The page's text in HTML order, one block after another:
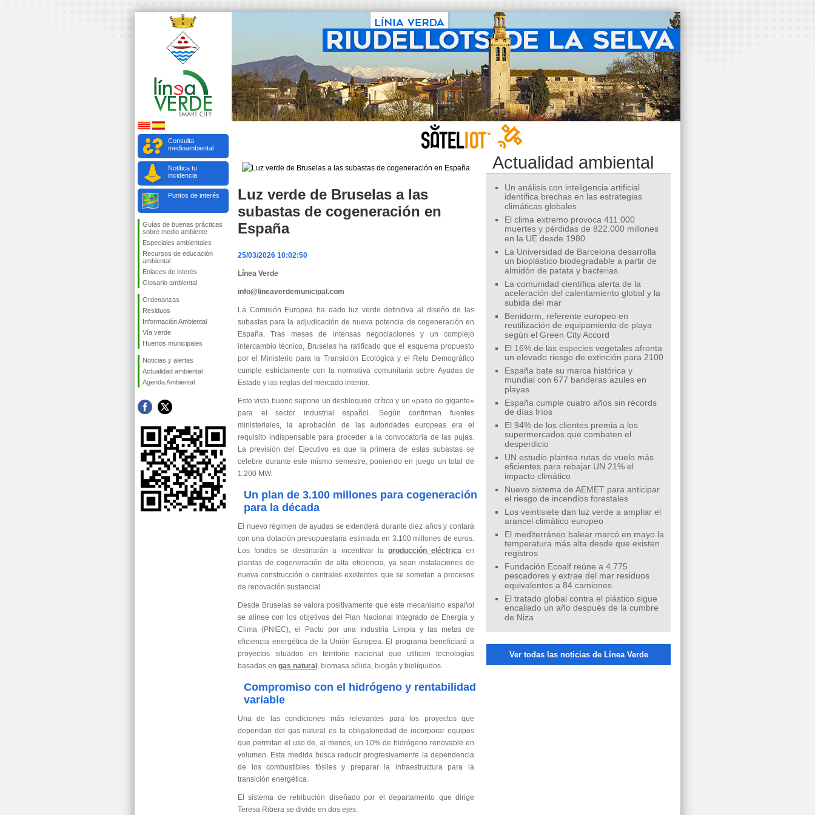
Consulta
medioambiental
Notifica tu
incidencia
Puntos de interés
Guías de buenas prácticas
sobre medio ambiente
Especiales ambientales
Recursos de educación
ambiental
Enlaces de interés
Glosario ambiental
Ordenanzas
Residuos
Información Ambiental
Vía verde
Huertos municipales
Noticias y alertas
Actualidad ambiental
Agenda Ambiental
Luz verde de Bruselas a las
subastas de cogeneración en
España
25/03/2026 10:02:50
Línea Verde
info@lineaverdemunicipal.com
La Comisión Europea ha dado luz verde definitiva al diseño de las
subastas para la adjudicación de nueva potencia de cogeneración en
España. Tras meses de intensas negociaciones y un complejo
intercambio técnico, Bruselas ha ratificado que el esquema propuesto
por el Ministerio para la Transición Ecológica y el Reto Demográfico
cumple estrictamente con la normativa comunitaria sobre Ayudas de
Estado y las reglas del mercado interior.
Este visto bueno supone un desbloqueo crítico y un «paso de gigante»
para el sector industrial español. Según confirman fuentes
ministeriales, la aprobación de las autoridades europeas era el
requisito indispensable para proceder a la convocatoria de las pujas.
La previsión del Ejecutivo es que la primera de estas subastas se
celebre durante este mismo semestre, poniendo en juego un total de
1.200 MW.
Un plan de 3.100 millones para cogeneración
para la década
El nuevo régimen de ayudas se extenderá durante diez años y contará
con una dotación presupuestaria estimada en 3.100 millones de euros.
Los fondos se destinarán a incentivar la producción eléctricaen
plantas de cogeneración de alta eficiencia, ya sean instalaciones de
nueva construcción o centrales existentes que se sometan a procesos
de renovación sustancial.
Desde Bruselas se valora positivamente que este mecanismo español
se alinee con los objetivos del Plan Nacional Integrado de Energía y
Clima (PNIEC), el Pacto por una Industria Limpia y las metas de
eficiencia energética de la Unión Europea. El programa beneficiará a
proyectos situados en territorio nacional que utilicen tecnologías
basadas en gas natural , biomasa sólida, biogás y biolíquidos.
Compromiso con el hidrógeno y rentabilidad
variable
Una de las condiciones más relevantes para los proyectos que
dependan del gas natural es la obligatoriedad de incorporar equipos
que permitan el uso de, al menos, un 10% de hidrógeno renovable en
volumen. Esta medida busca reducir progresivamente la dependencia
de los combustibles fósiles y preparar la infraestructura para la
transición energética.
El sistema de retribución diseñado por el departamento que dirige
Teresa Ribera se divide en dos ejes:
Actualidad ambiental
Un análisis con inteligencia artificial
identifica brechas en las estrategias
climáticas globales
El clima extremo provoca 411.000
muertes y pérdidas de 822.000 millones
en la UE desde 1980
La Universidad de Barcelona desarrolla
un bioplástico biodegradable a partir de
almidón de patata y bacterias
La comunidad científica alerta de la
aceleración del calentamiento global y la
subida del mar
Benidorm, referente europeo en
reutilización de equipamiento de playa
según el Green City Accord
El 16% de las especies vegetales afronta
un elevado riesgo de extinción para 2100
España bate su marca histórica y
mundial con 677 banderas azules en
playas
España cumple cuatro años sin récords
de días fríos
El 94% de los clientes premia a los
supermercados que combaten el
desperdicio
UN estudio plantea rutas de vuelo más
eficientes para rebajar UN 21% el
impacto climático
Nuevo sistema de AEMET para anticipar
el riesgo de incendios forestales
Los veintisiete dan luz verde a ampliar el
arancel climático europeo
El mediterráneo balear marcó en mayo la
temperatura más alta desde que existen
registros
Fundación Ecoalf reúne a 4.775
pescadores y extrae del mar residuos
equivalentes a 84 camiones
El tratado global contra el plástico sigue
encallado un año después de la cumbre
de Niza
Ver todas las noticias de Línea Verde